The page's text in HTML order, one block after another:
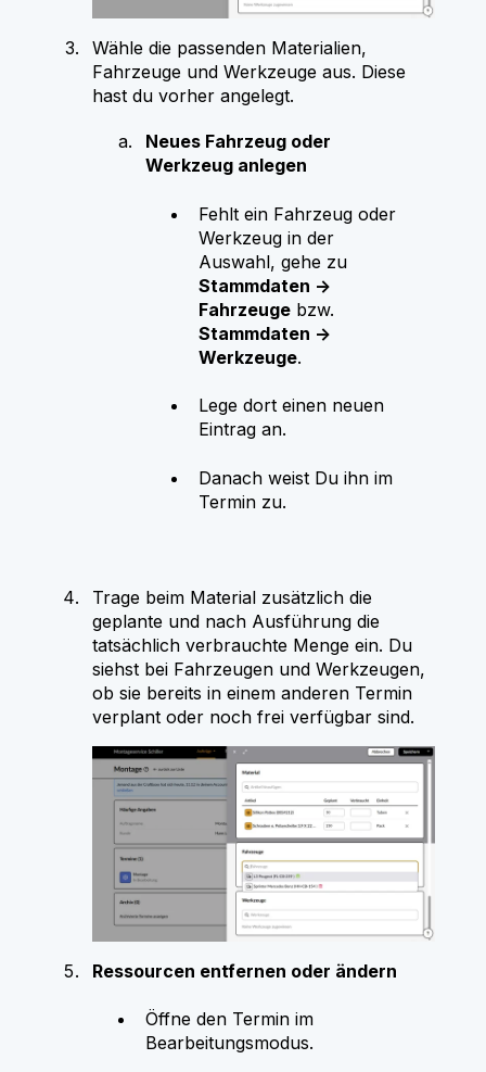
Wähle die passenden Materialien,
Fahrzeuge und Werkzeuge aus. Diese
hast du vorher angelegt.
Neues Fahrzeug oder
Werkzeug anlegen
Fehlt ein Fahrzeug oder
Werkzeug in der
Auswahl, gehe zu
Stammdaten →
Fahrzeuge bzw.
Stammdaten →
Werkzeuge.
Lege dort einen neuen
Eintrag an.
Danach weist Du ihn im
Termin zu.
Trage beim Material zusätzlich die
geplante und nach Ausführung die
tatsächlich verbrauchte Menge ein. Du
siehst bei Fahrzeugen und Werkzeugen,
ob sie bereits in einem anderen Termin
verplant oder noch frei verfügbar sind.
Ressourcen entfernen oder ändern
Öffne den Termin im
Bearbeitungsmodus.